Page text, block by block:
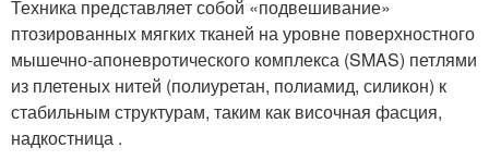
Техника представляет собой «подвешивание»
птозированных мягких тканей на уровне поверхностного
мышечно-апоневротического комплекса (SMAS) петлями
из плетеных нитей (полиуретан, полиамид, силикон) к
стабильным структурам, таким как височная фасция,
надкостница .